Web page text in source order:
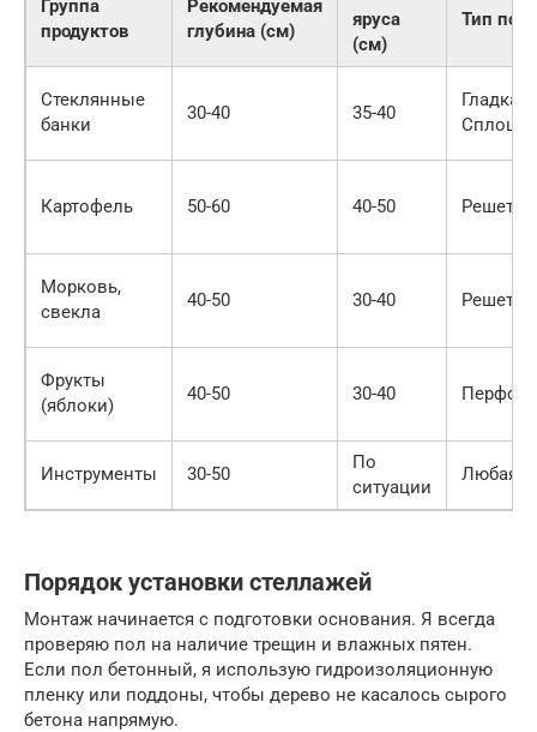
Группа
продуктов
Рекомендуемая
глубина (см)
яруса
(см)
Тип
Стеклянные
банки
30-40 35-40
Гладкая/
Картофель 50-60 40-50
Морковь,
свекла
40-50 30-40
Фрукты
(яблоки)
40-50 30-40
Инструменты 30-50
По
ситуации
Любая
Порядок установки стеллажей
Монтаж начинается с подготовки основания. Я всегда
проверяю пол на наличие трещин и влажных пятен.
Если пол бетонный, я использую гидроизоляционную
пленку или поддоны, чтобы дерево не касалось сырого
бетона напрямую.